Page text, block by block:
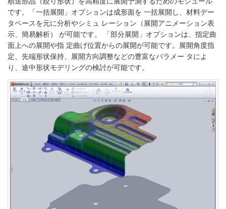
です。「一括展開」オプションは成形面を 一括展開し、材料デー
タベースを元に分析やシミュ レーション（展開アニメーション表
示、簡易解析） が可能です。 「部分展開」オプションは、指定曲
面上への展開や指 定曲げ位置からの展開が可能です。展開角度指
定、先端形状保持、展開方向調整などの豊富なパラメー タによ
り、途中形状モデリングの検討が可能です。